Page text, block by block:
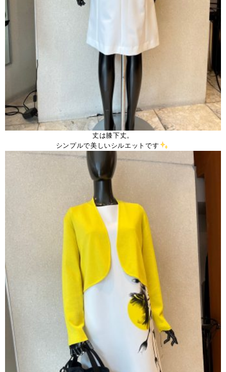
丈は膝下丈。
シンプルで美しいシルエットです